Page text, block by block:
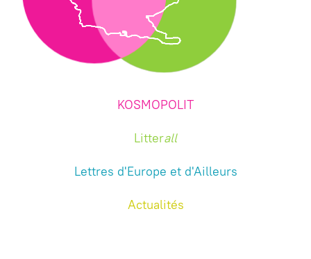
KOSMOPOLIT
Litterall
Lettres d'Europe et d'Ailleurs
Actualités